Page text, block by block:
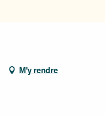
M'y rendre